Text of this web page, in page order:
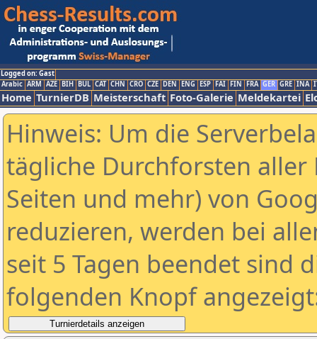
Logged on: Gast
Arabic ARM AZE BIH BUL CAT CHN CRO CZE DEN ENG ESP FAI FIN FRA GER GRE INA
Home TurnierDB Meisterschaft Foto-Galerie Meldekartei
Hinweis: Um die
tägliche Durchforsten aller
Seiten und mehr) von
reduzieren, werden bei
seit 5 Tagen beendet sind
folgenden Knopf